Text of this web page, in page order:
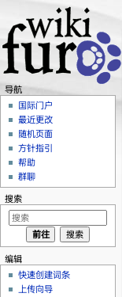
导航
国际门户
最近更改
随机页面
方针指引
帮助
群聊
搜索
编辑
快速创建词条
上传向导